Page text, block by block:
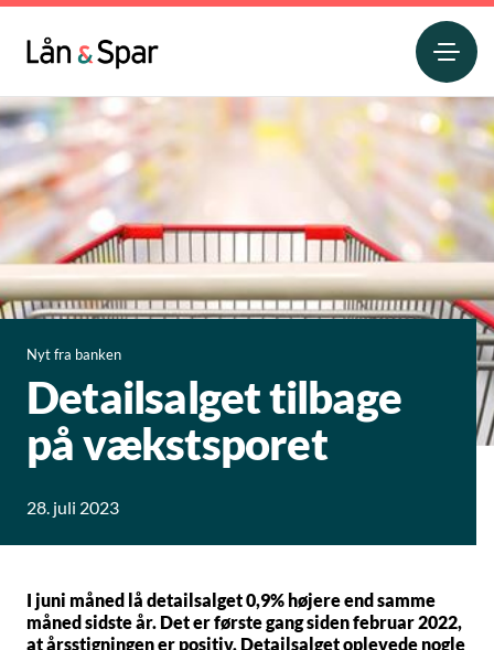
Nyt fra banken
Detailsalget tilbage
på vækstsporet
28. juli 2023
I juni måned lå detailsalget 0,9% højere end samme
måned sidste år. Det er første gang siden februar 2022,
at årsstigningen er positiv. Detailsalget oplevede nogle